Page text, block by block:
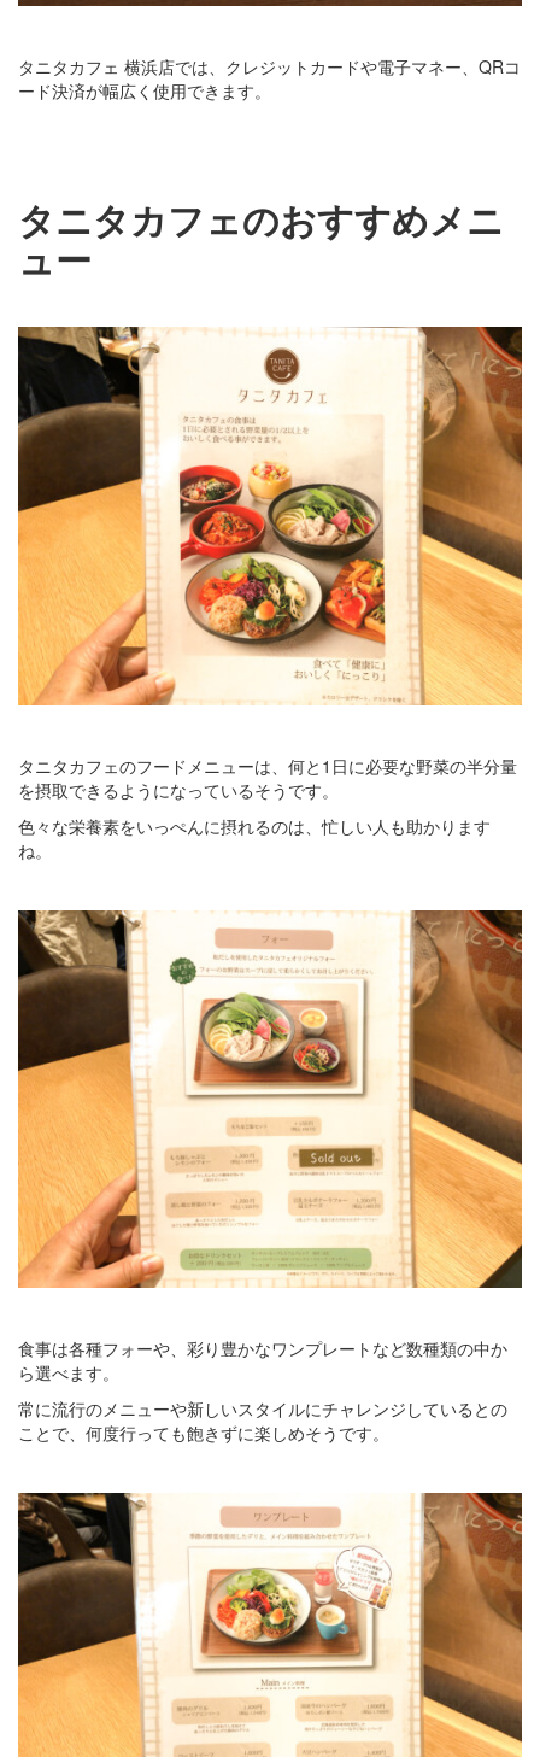
タニタカフェ 横浜店では、クレジットカードや電子マネー、QRコ
ード決済が幅広く使用できます。
タニタカフェのおすすめメニ
ュー
タニタカフェのフードメニューは、何と1日に必要な野菜の半分量
を摂取できるようになっているそうです。
色々な栄養素をいっぺんに摂れるのは、忙しい人も助かります
ね。
食事は各種フォーや、彩り豊かなワンプレートなど数種類の中か
ら選べます。
常に流行のメニューや新しいスタイルにチャレンジしているとの
ことで、何度行っても飽きずに楽しめそうです。